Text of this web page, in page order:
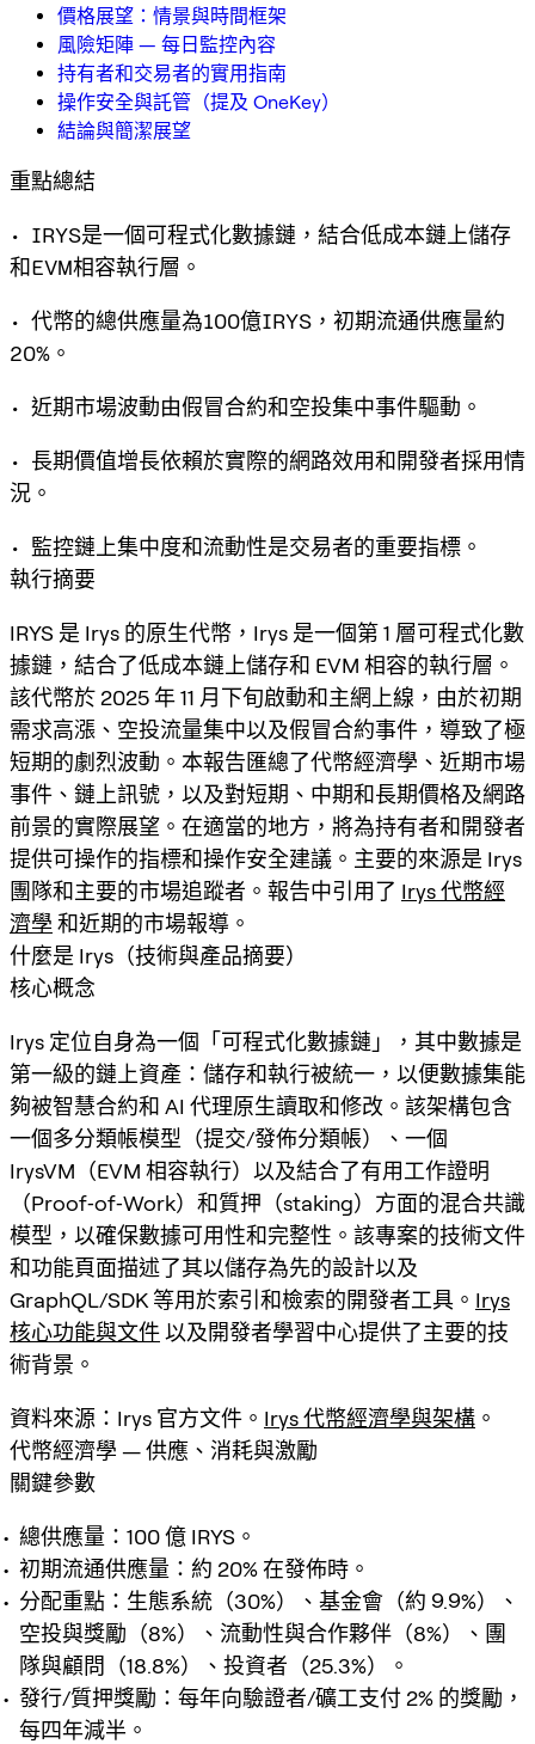
價格展望：情景與時間框架
風險矩陣 — 每日監控內容
持有者和交易者的實用指南
操作安全與託管（提及 OneKey）
結論與簡潔展望
重點總結
• IRYS是一個可程式化數據鏈，結合低成本鏈上儲存
和EVM相容執行層。
• 代幣的總供應量為100億IRYS，初期流通供應量約
20%。
• 近期市場波動由假冒合約和空投集中事件驅動。
• 長期價值增長依賴於實際的網路效用和開發者採用情
況。
• 監控鏈上集中度和流動性是交易者的重要指標。
執行摘要
IRYS 是 Irys 的原生代幣，Irys 是一個第 1 層可程式化數
據鏈，結合了低成本鏈上儲存和 EVM 相容的執行層。
該代幣於 2025 年 11 月下旬啟動和主網上線，由於初期
需求高漲、空投流量集中以及假冒合約事件，導致了極
短期的劇烈波動。本報告匯總了代幣經濟學、近期市場
事件、鏈上訊號，以及對短期、中期和長期價格及網路
前景的實際展望。在適當的地方，將為持有者和開發者
提供可操作的指標和操作安全建議。主要的來源是 Irys
團隊和主要的市場追蹤者。報告中引用了 Irys 代幣經
濟學 和近期的市場報導。
什麼是 Irys（技術與產品摘要）
核心概念
Irys 定位自身為一個「可程式化數據鏈」，其中數據是
第一級的鏈上資產：儲存和執行被統一，以便數據集能
夠被智慧合約和 AI 代理原生讀取和修改。該架構包含
一個多分類帳模型（提交/發佈分類帳）、一個
IrysVM（EVM 相容執行）以及結合了有用工作證明
（Proof‑of‑Work）和質押（staking）方面的混合共識
模型，以確保數據可用性和完整性。該專案的技術文件
和功能頁面描述了其以儲存為先的設計以及
GraphQL/SDK 等用於索引和檢索的開發者工具。 Irys
核心功能與文件以及開發者學習中心提供了主要的技
術背景。
資料來源：Irys 官方文件。 Irys 代幣經濟學與架構 。
代幣經濟學 — 供應、消耗與激勵
關鍵參數
總供應量：100 億 IRYS。
初期流通供應量：約 20% 在發佈時。
分配重點：生態系統（30%）、基金會（約 9.9%）、
空投與獎勵（8%）、流動性與合作夥伴（8%）、團
隊與顧問（18.8%）、投資者（25.3%）。
發行/質押獎勵：每年向驗證者/礦工支付 2% 的獎勵，
每四年減半。